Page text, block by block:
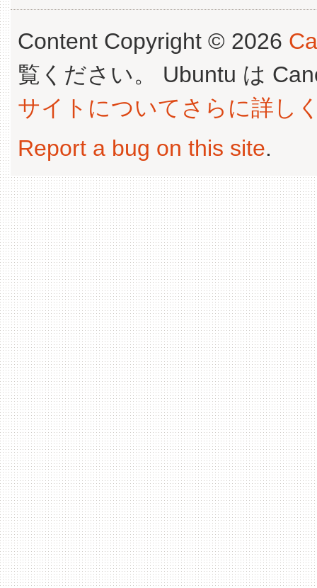
Content Copyright © 2026
覧ください。 Ubuntu は
サイトについてさらに詳し
Report a bug on this site.